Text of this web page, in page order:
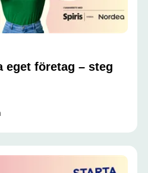
eget företag – steg